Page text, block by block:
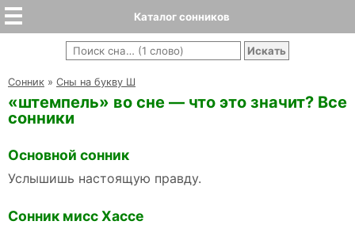
Каталог сонников
Cонник » Сны на букву Ш
«штемпель» во сне — что это значит? Все
сонники
Основной сонник
Услышишь настоящую правду.
Сонник мисс Хассе